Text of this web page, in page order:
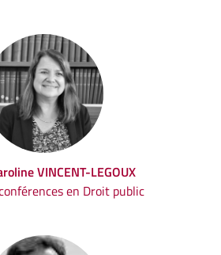
VINCENT-LEGOUX
en Droit public